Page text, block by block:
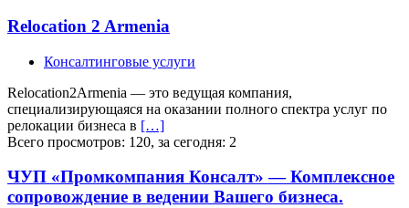
Relocation 2 Armenia
Консалтинговые услуги
Relocation2Armenia — это ведущая компания,
специализирующаяся на оказании полного спектра услуг по
релокации бизнеса в […]
Всего просмотров: 120, за сегодня: 2
ЧУП «Промкомпания Консалт» — Комплексное
сопровождение в ведении Вашего бизнеса.